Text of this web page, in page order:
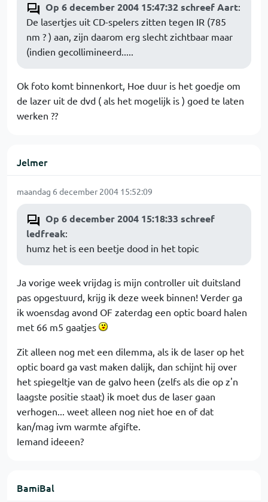
Op 6 december 2004 15:47:32 schreef Aart:
De lasertjes uit CD-spelers zitten tegen IR (785
nm ? ) aan, zijn daarom erg slecht zichtbaar maar
(indien gecollimineerd.....
Ok foto komt binnenkort, Hoe duur is het goedje om
de lazer uit de dvd ( als het mogelijk is ) goed te laten
werken ??
Jelmer
maandag 6 december 2004 15:52:09
Op 6 december 2004 15:18:33 schreef
ledfreak:
humz het is een beetje dood in het topic
Ja vorige week vrijdag is mijn controller uit duitsland
pas opgestuurd, krijg ik deze week binnen! Verder ga
ik woensdag avond OF zaterdag een optic board halen
met 66 m5 gaatjes
Zit alleen nog met een dilemma, als ik de laser op het
optic board ga vast maken dalijk, dan schijnt hij over
het spiegeltje van de galvo heen (zelfs als die op z'n
laagste positie staat) ik moet dus de laser gaan
verhogen... weet alleen nog niet hoe en of dat
kan/mag ivm warmte afgifte.
Iemand ideeen?
BamiBal